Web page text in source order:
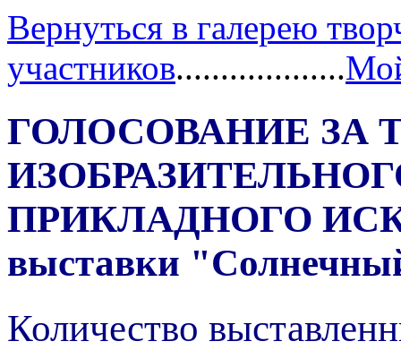
Вернуться в галерею
участников...................
ГОЛОСОВАНИЕ ЗА
ПРИКЛАДНОГО
выставки
Количество